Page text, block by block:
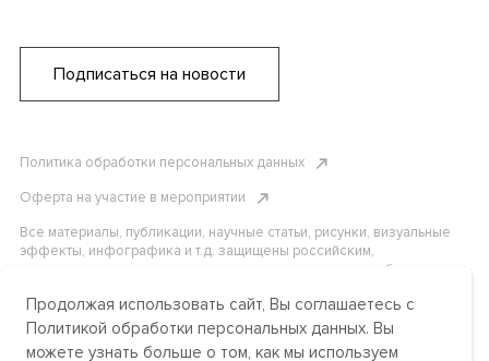
Подписаться на новости
Политика обработки персональных данных
Оферта на участие в мероприятии
Все материалы, публикации, научные статьи, рисунки, визуальные
эффекты, инфографика и т.д. защищены российским,
американским и международным законодательством об авторском
материалов без письменного разрешения АНО «Центр
международных и сравнительно-правовых исследований» или
аффилированных лиц строго запрещено. Пожалуйста, свяжитесь с
Продолжая использовать сайт, Вы соглашаетесь с
Политикой обработки персональных данных. Вы
можете узнать больше о том, как мы используем